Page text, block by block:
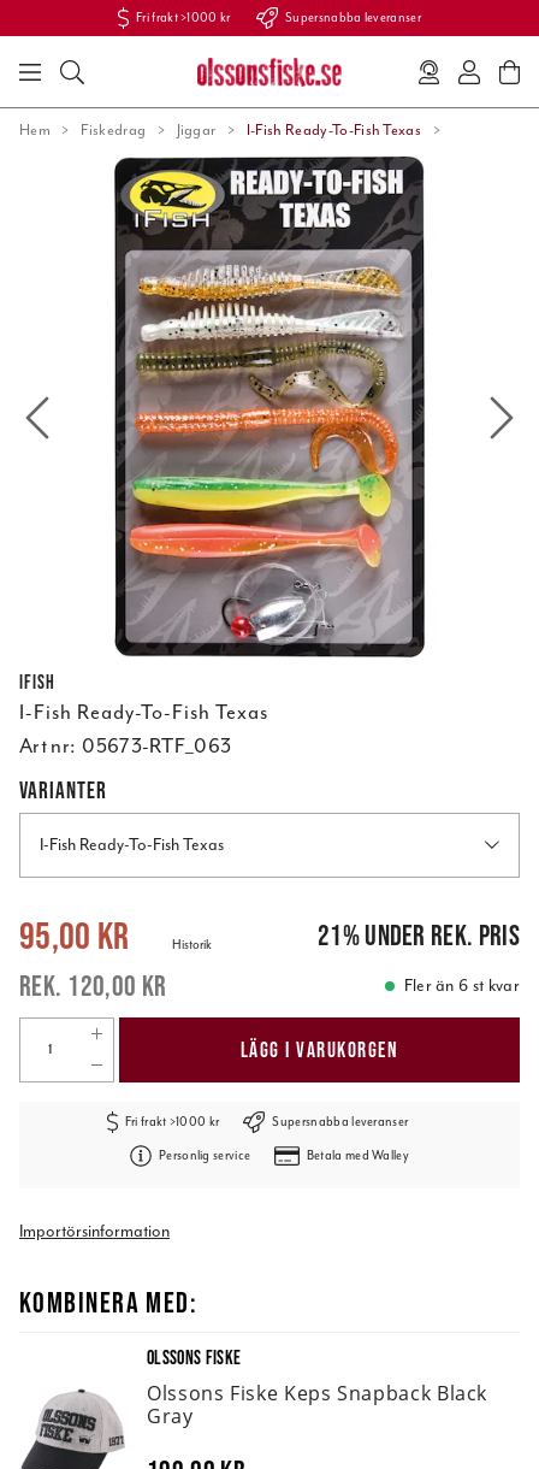
Fri frakt >1000 kr Supersnabba leveranser
Hem Fiskedrag Jiggar I-Fish Ready-To-Fish Texas
Ifish
I-Fish Ready-To-Fish Texas
Art nr: 05673-RTF_063
VARIANTER
I-Fish Ready-To-Fish Texas
Nuvarande pris: 120,00 kr
95,00 kr
120,00 kr
Historik 21%under rek. pris
Fler än 6 st kvar
LÄGG I VARUKORGEN
Fri frakt >1000 kr Supersnabba leveranser
Personlig service Betala med Walley
Importörsinformation
KOMBINERA MED:
OLSSONS FISKE
Olssons Fiske Keps Snapback Black
Gray